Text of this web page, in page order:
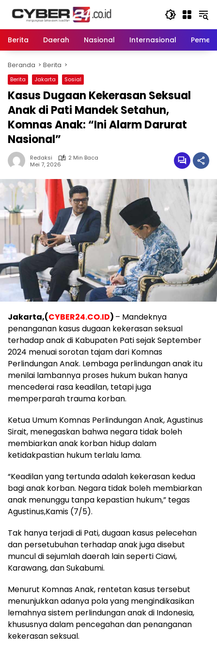
Berita
Daerah Nasional Internasional
Beranda Berita
Berita Jakarta Sosial
Kasus Dugaan Kekerasan Seksual
Anak di Pati Mandek Setahun,
Komnas Anak: “Ini Alarm Darurat
Nasional”
Redaksi
2 Min Baca
Mei 7, 2026
Jakarta,(CYBER24.CO.ID) – Mandeknya
penanganan kasus dugaan kekerasan seksual
terhadap anak di Kabupaten Pati sejak September
2024 menuai sorotan tajam dari Komnas
Perlindungan Anak. Lembaga perlindungan anak itu
menilai lambannya proses hukum bukan hanya
mencederai rasa keadilan, tetapi juga
memperparah trauma korban.
Ketua Umum Komnas Perlindungan Anak, Agustinus
Sirait, menegaskan bahwa negara tidak boleh
membiarkan anak korban hidup dalam
ketidakpastian hukum terlalu lama.
“Keadilan yang tertunda adalah kekerasan kedua
bagi anak korban. Negara tidak boleh membiarkan
anak menunggu tanpa kepastian hukum,” tegas
Agustinus,Kamis (7/5).
Tak hanya terjadi di Pati, dugaan kasus pelecehan
dan persetubuhan terhadap anak juga disebut
muncul di sejumlah daerah lain seperti Ciawi,
Karawang, dan Sukabumi.
Menurut Komnas Anak, rentetan kasus tersebut
menunjukkan adanya pola yang mengindikasikan
lemahnya sistem perlindungan anak di Indonesia,
khususnya dalam pencegahan dan penanganan
kekerasan seksual.